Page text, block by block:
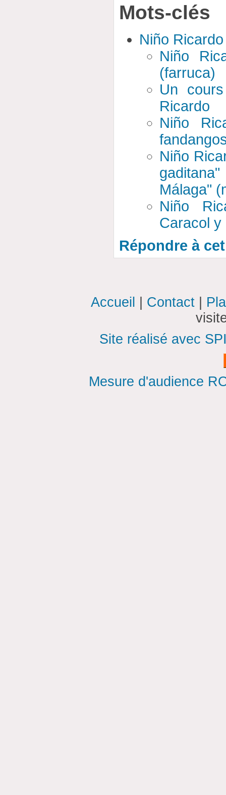
Mots-clés
Niño Ricardo
Niño
(farruca)
Un
Ricardo
Niño
Niño
Málaga"
Niño
Caracol y
Répondre à
Accueil Contact
Site réalisé avec
Mesure d'audience